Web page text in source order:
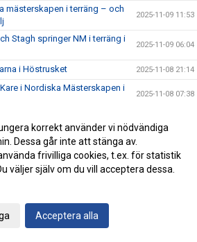
mästerskapen i terräng – och
2025-11-09 11:53
Stagh springer NM i terräng i
2025-11-09 06:04
i Höstrusket 2025-11-08 21:14
i Nordiska Mästerskapen i
2025-11-08 07:38
datum till 23 januari
på 5000m 2025-11-05 22:37
utdelning
korrekt använder vi nödvändiga
Dessa går inte att stänga av.
frivilliga cookies, t.ex. för statistik
väljer själv om du vill acceptera dessa.
Acceptera alla